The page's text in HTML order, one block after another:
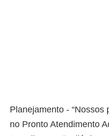
Planejamento - “Nossos
no Pronto Atendimento